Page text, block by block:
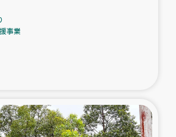
ライティブ県帰還民の生活再建支援
ランカ南部洪水被災者支援
事業